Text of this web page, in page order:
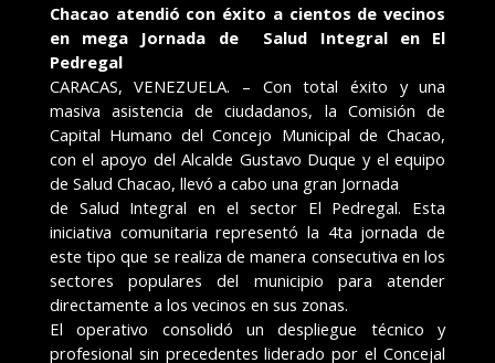
Chacao atendió con éxito a cientos de vecinos
en mega Jornada de Salud Integral en El
Pedregal
CARACAS, VENEZUELA. – Con total éxito y una
masiva asistencia de ciudadanos, la Comisión de
Capital Humano del Concejo Municipal de Chacao,
con el apoyo del Alcalde Gustavo Duque y el equipo
de Salud Chacao, llevó a cabo una gran Jornada
de Salud Integral en el sector El Pedregal. Esta
iniciativa comunitaria representó la 4ta jornada de
este tipo que se realiza de manera consecutiva en los
sectores populares del municipio para atender
directamente a los vecinos en sus zonas.
El operativo consolidó un despliegue técnico y
profesional sin precedentes liderado por el Concejal